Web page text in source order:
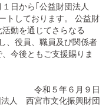
１日から｢公益財団法人
トしております。 公益財
動を通じてさらなる
、役員、職員及び関係者
今後ともご支援賜りま
令和５年６月９日
人 西宮市文化振興財団